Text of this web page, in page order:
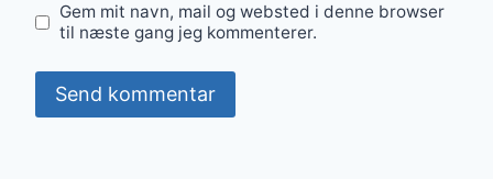
Gem mit navn, mail og websted i denne browser
til næste gang jeg kommenterer.